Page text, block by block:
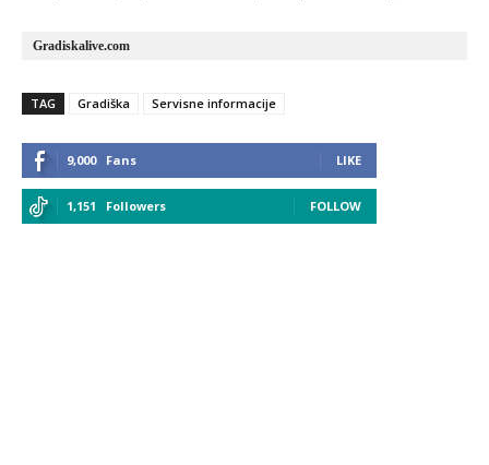
Gradiskalive.com
TAG Gradiška Servisne informacije
9,000 Fans LIKE
1,151 Followers FOLLOW